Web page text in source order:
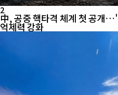
2
中, 공중 핵타격 체계 첫 공개
억제력 강화